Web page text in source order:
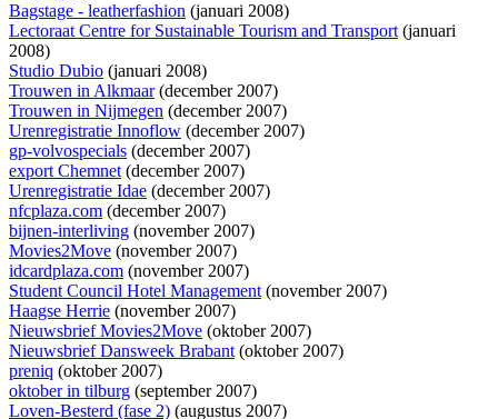
Bagstage - leatherfashion (januari 2008)
Lectoraat Centre for Sustainable Tourism and Transport(januari
2008)
Studio Dubio (januari 2008)
Trouwen in Alkmaar(december 2007)
Trouwen in Nijmegen (december 2007)
Urenregistratie Innoflow (december 2007)
gp-volvospecials (december 2007)
export Chemnet(december 2007)
Urenregistratie Idae (december 2007)
nfcplaza.com (december 2007)
bijnen-interliving (november 2007)
Movies2Move (november 2007)
idcardplaza.com (november 2007)
Student Council Hotel Management(november 2007)
Haagse Herrie (november 2007)
Nieuwsbrief Movies2Move (oktober 2007)
Nieuwsbrief Dansweek Brabant(oktober 2007)
preniq (oktober 2007)
oktober in tilburg (september 2007)
Loven-Besterd (fase 2) (augustus 2007)